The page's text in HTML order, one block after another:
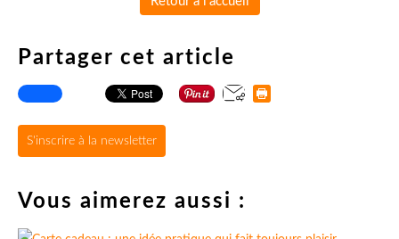
Partager cet article
S'inscrire à la newsletter
Vous aimerez aussi :